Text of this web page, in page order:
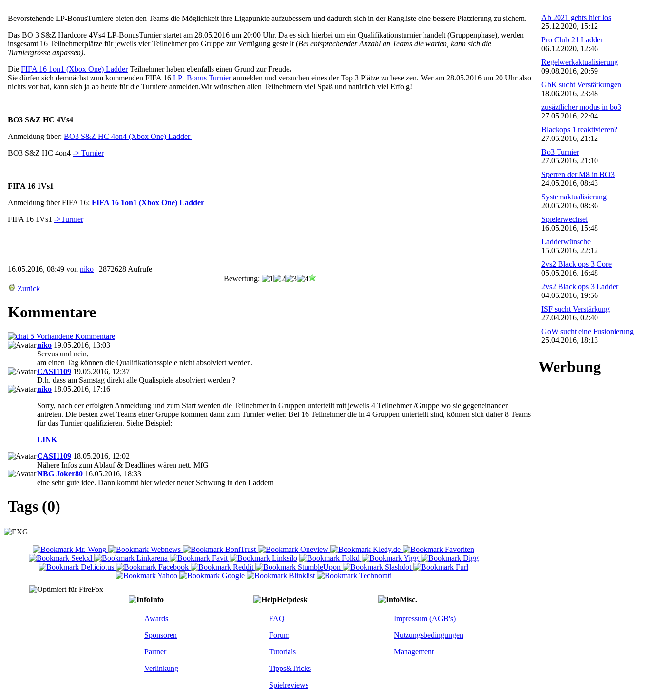
Bevorstehende LP-BonusTurniere bieten den Teams die Möglichkeit ihre Ligapunkte aufzubessern und dadurch sich in der Rangliste eine bessere Platzierung zu sichern.
Das BO 3 S&Z Hardcore 4Vs4 LP-BonusTurnier startet am 28.05.2016 um 20:00 Uhr. Da es sich hierbei um ein Qualifikationsturnier handelt (Gruppenphase), werden
insgesamt 16 Teilnehmerplätze für jeweils vier Teilnehmer pro Gruppe zur Verfügung gestellt (Bei entsprechender Anzahl an Teams die warten, kann sich die
Turniergrösse anpassen).
Die FIFA 16 1on1 (Xbox One) LadderTeilnehmer haben ebenfalls einen Grund zur Freude.
Sie dürfen sich demnächst zum kommenden FIFA 16 LP- Bonus Turnieranmelden und versuchen eines der Top 3 Plätze zu besetzen. Wer am 28.05.2016 um 20 Uhr also
nichts vor hat, kann sich ja ab heute für die Turniere anmelden.Wir wünschen allen Teilnehmern viel Spaß und natürlich viel Erfolg!
BO3 S&Z HC 4Vs4
Anmeldung über: BO3 S&Z HC 4on4 (Xbox One) Ladder
BO3 S&Z HC 4on4 -> Turnier
FIFA 16 1Vs1
Anmeldung über FIFA 16: FIFA 16 1on1 (Xbox One) Ladder
FIFA 16 1Vs1 ->Turnier
16.05.2016, 08:49 von niko | 2872628 Aufrufe
Bewertung:
Zurück
Kommentare
5 Vorhandene Kommentare
niko 19.05.2016, 13:03
Servus und nein,
am einen Tag können die Qualifikationsspiele nicht absolviert werden.
CASI1109 19.05.2016, 12:37
D.h. dass am Samstag direkt alle Qualispiele absolviert werden ?
niko 18.05.2016, 17:16
Sorry, nach der erfolgten Anmeldung und zum Start werden die Teilnehmer in Gruppen unterteilt mit jeweils 4 Teilnehmer /Gruppe wo sie gegeneinander
antreten. Die besten zwei Teams einer Gruppe kommen dann zum Turnier weiter. Bei 16 Teilnehmer die in 4 Gruppen unterteilt sind, können sich daher 8 Teams
für das Turnier qualifizieren. Siehe Beispiel:
LINK
CASI1109 18.05.2016, 12:02
Nähere Infos zum Ablauf & Deadlines wären nett. MfG
NBG Joker80 16.05.2016, 18:33
eine sehr gute idee. Dann kommt hier wieder neuer Schwung in den Laddern
Tags (0)
Ab 2021 gehts hier los
25.12.2020, 15:12
Pro Club 21 Ladder
06.12.2020, 12:46
Regelwerkaktualisierung
09.08.2016, 20:59
GbK sucht Verstärkungen
18.06.2016, 23:48
zusäztlicher modus in bo3
27.05.2016, 22:04
Blackops 1 reaktivieren?
27.05.2016, 21:12
Bo3 Turnier
27.05.2016, 21:10
Sperren der M8 in BO3
24.05.2016, 08:43
Systemaktualisierung
20.05.2016, 08:36
Spielerwechsel
16.05.2016, 15:48
Ladderwünsche
15.05.2016, 22:12
2vs2 Black ops 3 Core
05.05.2016, 16:48
2vs2 Black ops 3 Ladder
04.05.2016, 19:56
ISF sucht Verstärkung
27.04.2016, 02:40
GoW sucht eine Fusionierung
25.04.2016, 18:13
Werbung
Info
Awards
Sponsoren
Partner
Verlinkung
Helpdesk
FAQ
Forum
Tutorials
Tipps&Tricks
Spielreviews
Misc.
Impressum (AGB's)
Nutzungsbedingungen
Management